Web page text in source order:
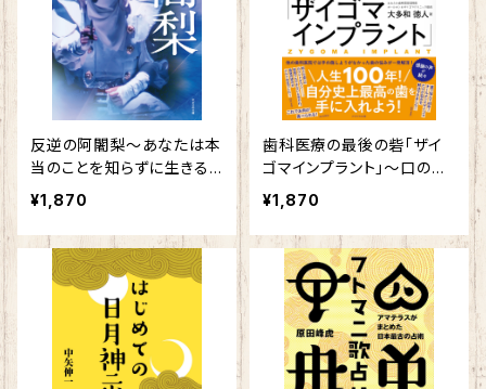
反逆の阿闍梨～あなたは本
当のことを知らずに生きる
のか～
¥1,870
歯科医療の最後の砦「ザイ
ゴマインプラント」～口の中
の不安がすべて解消して、
人生が変わる！～
¥1,870